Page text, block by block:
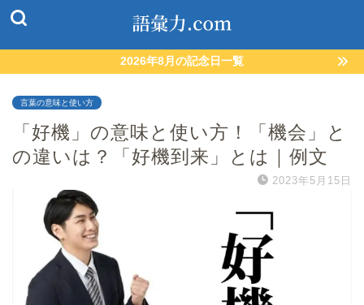
2026年8月の記念日一覧
言葉の意味と使い方
「好機」の意味と使い方！「機会」と
の違いは？「好機到来」とは｜例文
2023年5月15日